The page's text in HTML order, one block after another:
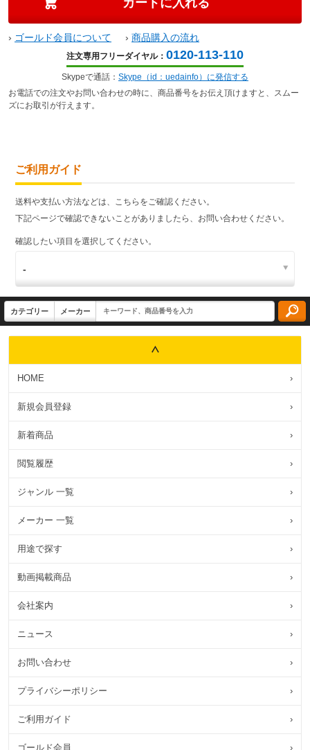
› ゴールド会員について › 商品購入の流れ
注文専用フリーダイヤル： 0120-113-110
Skypeで通話： Skype（id：uedainfo）に発信する
お電話での注文やお問い合わせの時に、商品番号をお伝え頂けますと、スムー
ズにお取引が行えます。
ご利用ガイド
送料や支払い方法などは、こちらをご確認ください。
下記ページで確認できないことがありましたら、お問い合わせください。
確認したい項目を選択してください。
HOME ›
新規会員登録 ›
新着商品 ›
閲覧履歴 ›
ジャンル 一覧 ›
メーカー 一覧 ›
用途で探す ›
動画掲載商品 ›
会社案内 ›
ニュース ›
お問い合わせ ›
プライバシーポリシー ›
ご利用ガイド ›
ゴールド会員 ›